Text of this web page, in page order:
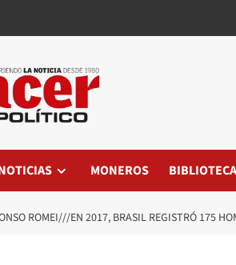
MONEROS
ROMEI///EN 2017, BRASIL REGISTRÓ 175